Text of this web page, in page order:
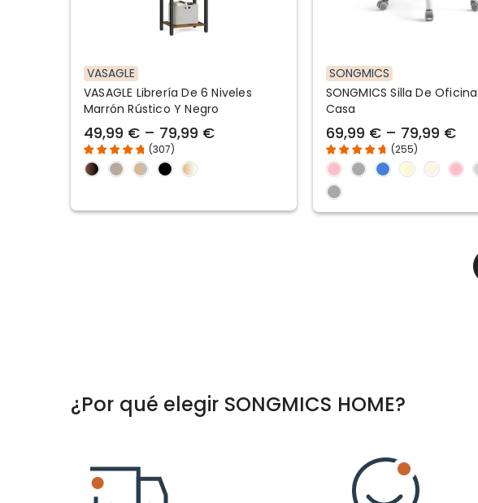
VASAGLE
VASAGLE Librería De 6 Niveles
Marrón Rústico Y Negro
49,99 € – 79,99 €
(307)
SONGMICS
SONGMICS Silla De
Casa
69,99 € – 79,99 €
(255)
¿Por qué elegir SONGMICS HOME?